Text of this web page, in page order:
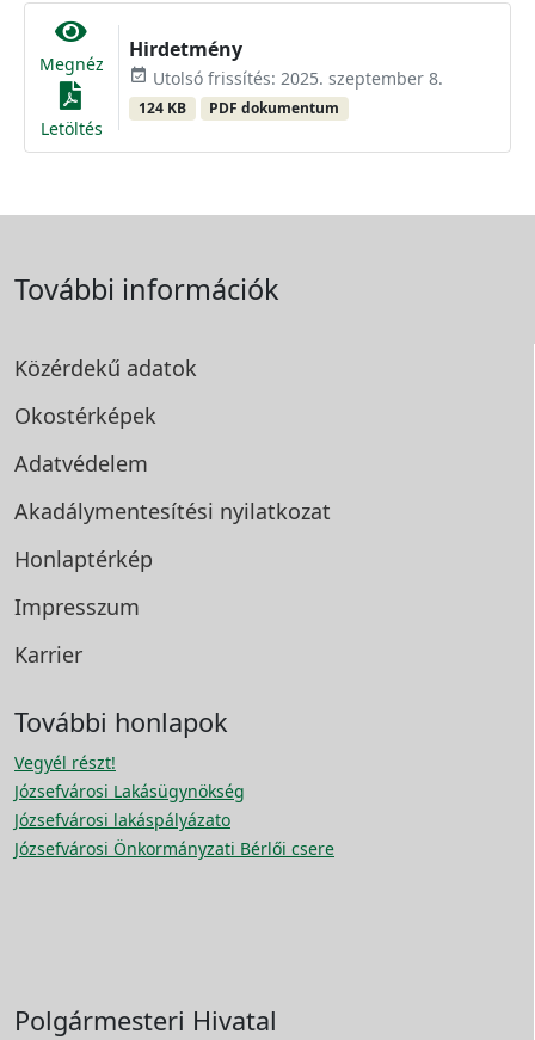
Megnéz
Letöltés
Hirdetmény
event_available Utolsó frissítés: 2025. szeptember 8.
124 KB PDF dokumentum
További információk
Közérdekű adatok
Okostérképek
Adatvédelem
Akadálymentesítési nyilatkozat
Honlaptérkép
Impresszum
Karrier
További honlapok
Vegyél részt!
Józsefvárosi Lakásügynökség
Józsefvárosi lakáspályázato
Józsefvárosi Önkormányzati Bérlői csere
Polgármesteri Hivatal